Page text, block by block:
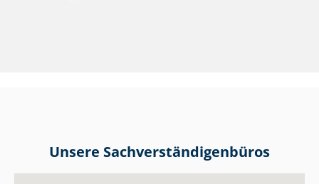
Unsere Sach­ver­stän­di­gen­bü­ros